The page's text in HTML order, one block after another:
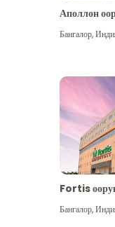
Аполлон
Бангалор,
Fortis
Бангалор,